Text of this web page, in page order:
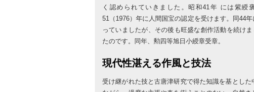
く認められていきました。昭和41年 には紫綬
51（1976）年に人間国宝の認定を受けます。同44
っていましたが、その後も旺盛な創作活動を続け
たのです。同年、勲四等旭日小綬章受章。
現代性湛える作風と技法
受け継がれた技と古唐津研究で得た知識を基とし